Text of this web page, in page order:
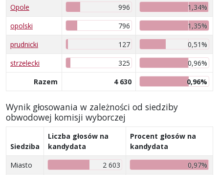
Opole
996
1,34%
opolski
796
1,35%
prudnicki
127
0,51%
strzelecki
325
0,96%
Razem
4 630 0,96%
Wynik głosowania w zależności od siedziby
obwodowej komisji wyborczej
Siedziba
Liczba głosów na
kandydata
Procent głosów na
kandydata
Miasto
2 603
0,97%